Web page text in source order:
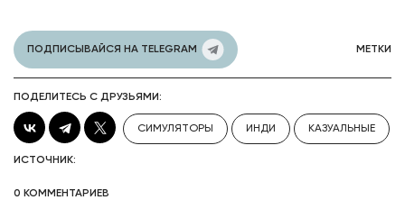
ПОДПИСЫВАЙСЯ НА TELEGRAM МЕТКИ
ПОДЕЛИТЕСЬ С ДРУЗЬЯМИ:
СИМУЛЯТОРЫ ИНДИ КАЗУАЛЬНЫЕ
ИСТОЧНИК:
0 КОММЕНТАРИЕВ